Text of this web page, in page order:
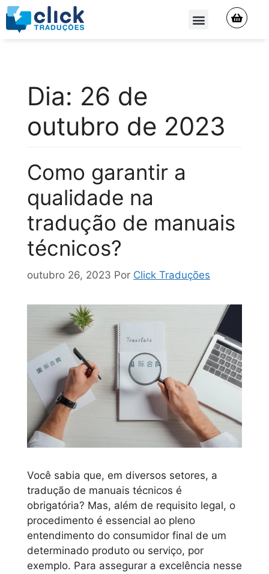
Dia: 26 de
outubro de 2023
Como garantir a
qualidade na
tradução de manuais
técnicos?
outubro 26, 2023 Por Click Traduções
Você sabia que, em diversos setores, a
tradução de manuais técnicos é
obrigatória? Mas, além de requisito legal, o
procedimento é essencial ao pleno
entendimento do consumidor final de um
determinado produto ou serviço, por
exemplo. Para assegurar a excelência nesse